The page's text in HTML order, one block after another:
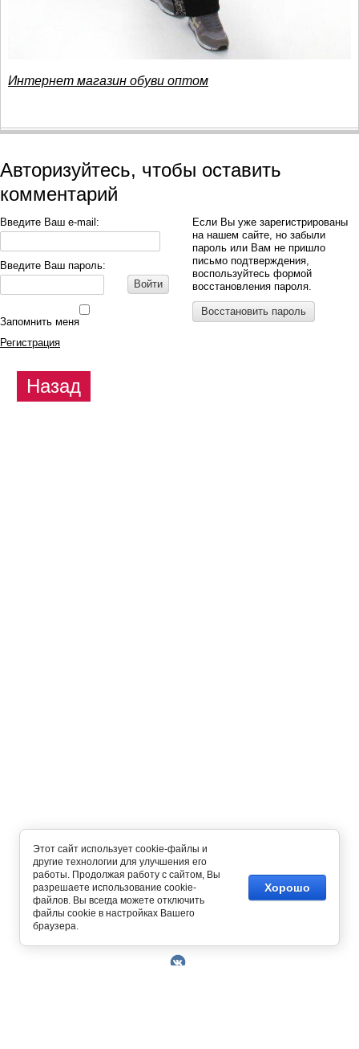
Интернет магазин обуви оптом
Авторизуйтесь, чтобы оставить
комментарий
Введите Ваш e-mail:
Введите Ваш пароль:
Войти
Запомнить меня
Регистрация
Если Вы уже зарегистрированы
на нашем сайте, но забыли
пароль или Вам не пришло
письмо подтверждения,
воспользуйтесь формой
восстановления пароля.
Восстановить пароль
Назад
Copyright © 2014 - 2026
Этот сайт использует cookie-файлы и
другие технологии для улучшения его
работы. Продолжая работу с сайтом, Вы
разрешаете использование cookie-
файлов. Вы всегда можете отключить
файлы cookie в настройках Вашего
браузера.
Хорошо